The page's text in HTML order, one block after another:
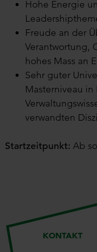
Hohe Energie
Freude an der
Verantwortung,
hohes Mass an
Sehr guter
Masterniveau in
verwandten
Startzeitpunkt: Ab
KONTAKT